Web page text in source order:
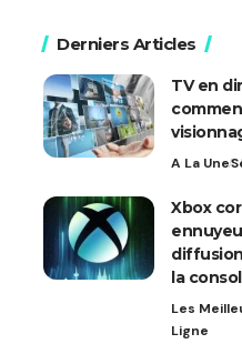
Derniers Articles
TV en
A La Une
Xbox
la
Les
Ligne